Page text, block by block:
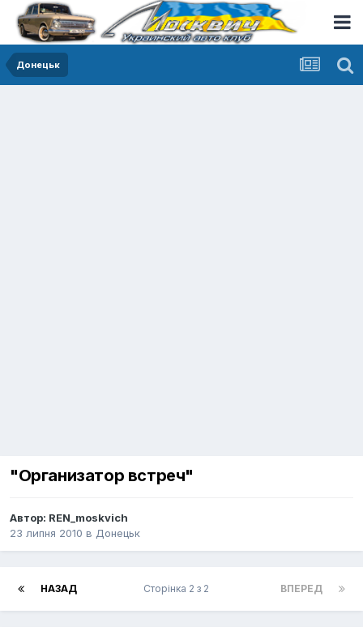
Донецьк
"Организатор встреч"
Автор: REN_moskvich
23 липня 2010 в Донецьк
НАЗАД ВПЕРЕД
Сторінка 2 з 2